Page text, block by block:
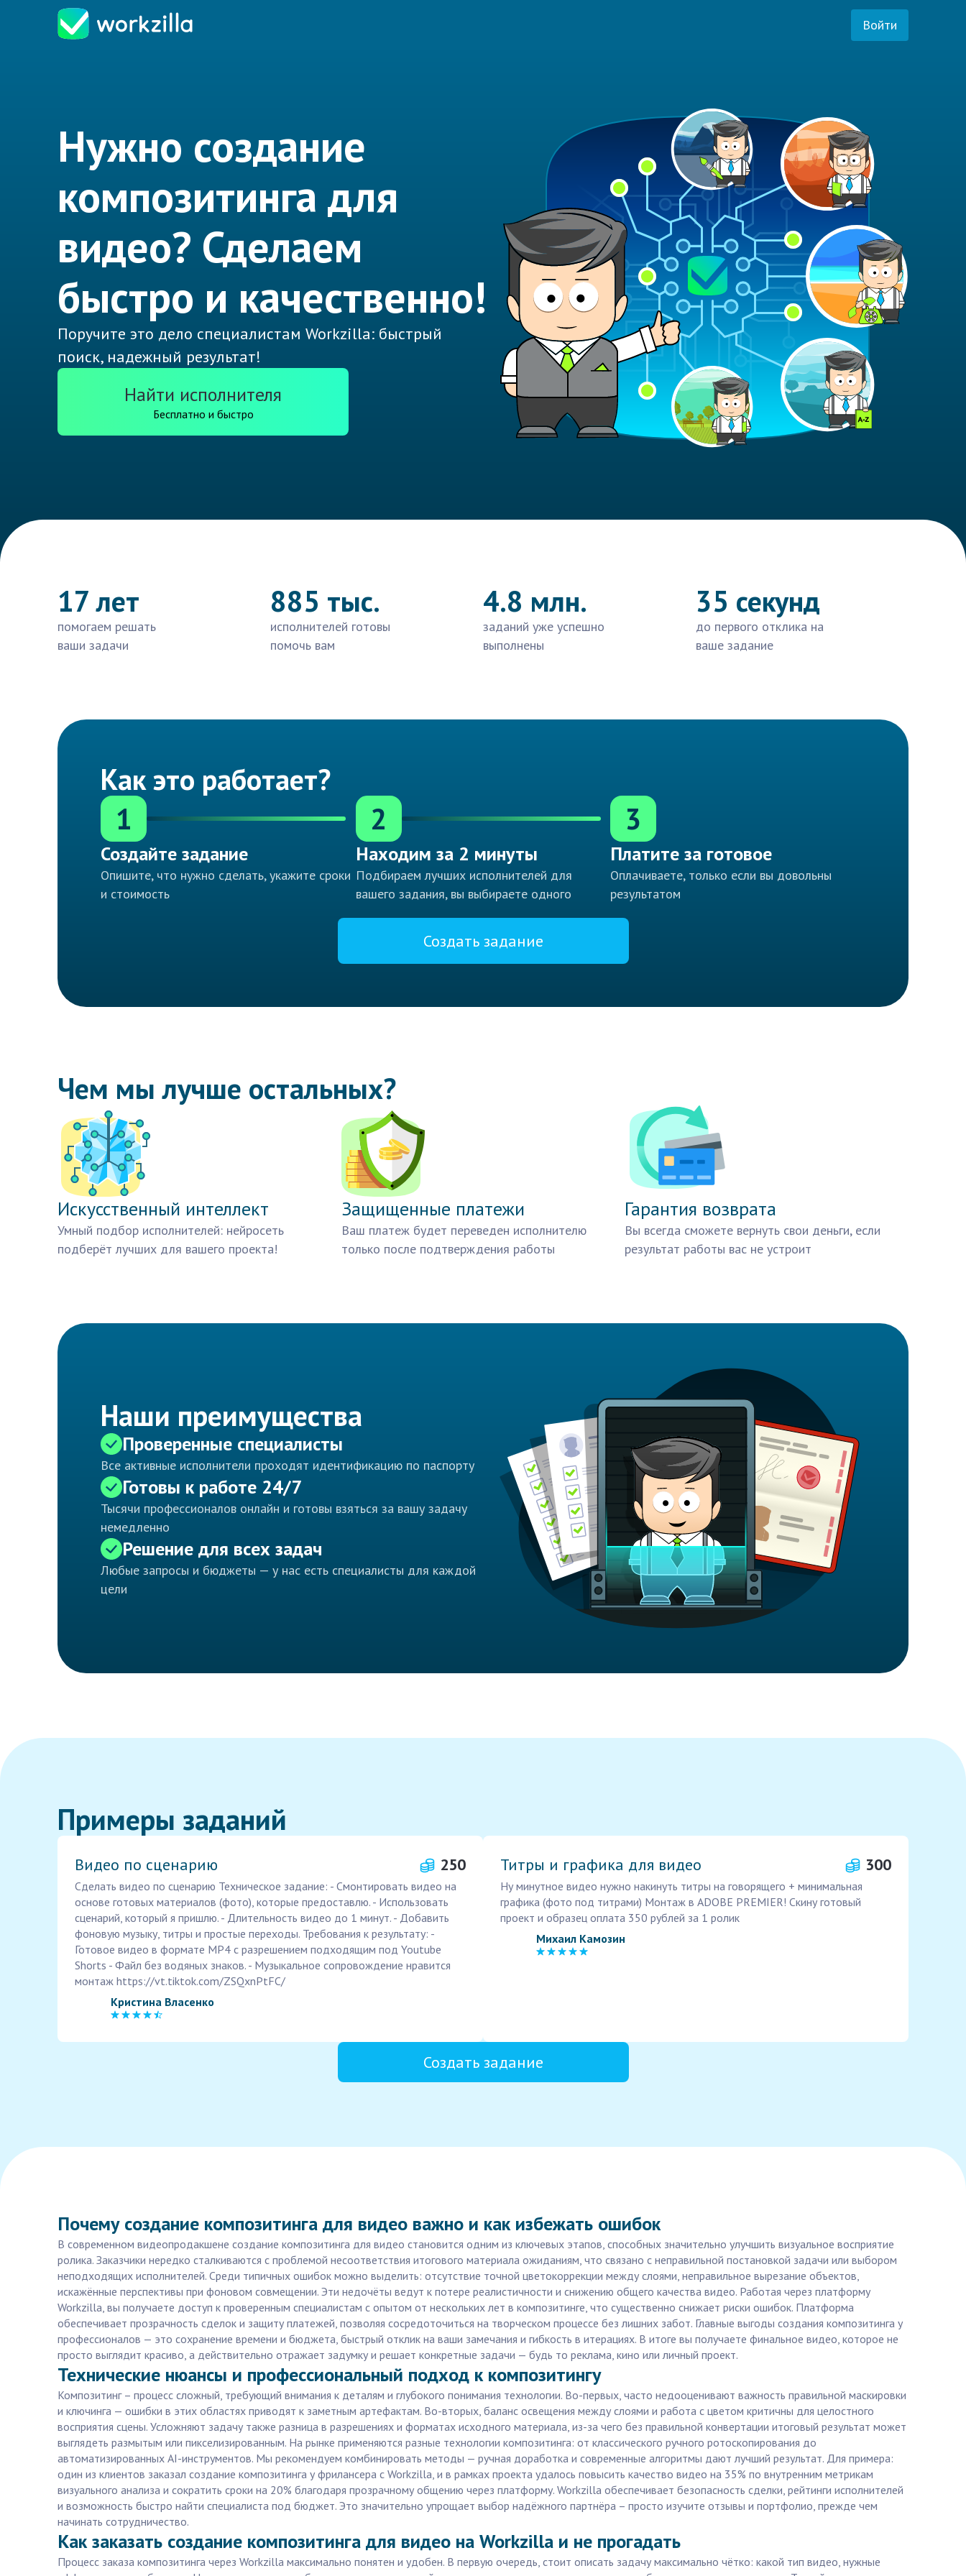
Войти
Нужно создание
композитинга для
видео? Сделаем
быстро и качественно!
Поручите это дело специалистам Workzilla: быстрый
поиск, надежный результат!
Найти исполнителя
Бесплатно и быстро
17 лет
помогаем решать
ваши задачи
885 тыс.
исполнителей готовы
помочь вам
4.8 млн.
заданий уже успешно
выполнены
35 секунд
до первого отклика на
ваше задание
Как это работает?
1
Создайте задание
Опишите, что нужно сделать, укажите сроки
и стоимость
2
Находим за 2 минуты
Подбираем лучших исполнителей для
вашего задания, вы выбираете одного
3
Платите за готовое
Оплачиваете, только если вы довольны
результатом
Создать задание
Чем мы лучше остальных?
Искусственный интеллект
Умный подбор исполнителей: нейросеть
подберёт лучших для вашего проекта!
Защищенные платежи
Ваш платеж будет переведен исполнителю
только после подтверждения работы
Гарантия возврата
Вы всегда сможете вернуть свои деньги, если
результат работы вас не устроит
Наши преимущества
Проверенные специалисты
Все активные исполнители проходят идентификацию по паспорту
Готовы к работе 24/7
Тысячи профессионалов онлайн и готовы взяться за вашу задачу
немедленно
Решение для всех задач
Любые запросы и бюджеты — у нас есть специалисты для каждой
цели
Примеры заданий
Видео по сценарию 250
Сделать видео по сценарию Техническое задание: - Смонтировать видео на
основе готовых материалов (фото), которые предоставлю. - Использовать
сценарий, который я пришлю. - Длительность видео до 1 минут. - Добавить
фоновую музыку, титры и простые переходы. Требования к результату: -
Готовое видео в формате MP4 с разрешением подходящим под Youtube
Shorts - Файл без водяных знаков. - Музыкальное сопровождение нравится
монтаж https://vt.tiktok.com/ZSQxnPtFC/
Кристина Власенко
Титры и графика для видео 300
Ну минутное видео нужно накинуть титры на говорящего + минимальная
графика (фото под титрами) Монтаж в ADOBE PREMIER! Скину готовый
проект и образец оплата 350 рублей за 1 ролик
Михаил Камозин
Создать задание
Почему создание композитинга для видео важно и как избежать ошибок
В современном видеопродакшене создание композитинга для видео становится одним из ключевых этапов, способных значительно улучшить визуальное восприятие
ролика. Заказчики нередко сталкиваются с проблемой несоответствия итогового материала ожиданиям, что связано с неправильной постановкой задачи или выбором
неподходящих исполнителей. Среди типичных ошибок можно выделить: отсутствие точной цветокоррекции между слоями, неправильное вырезание объектов,
искажённые перспективы при фоновом совмещении. Эти недочёты ведут к потере реалистичности и снижению общего качества видео. Работая через платформу
Workzilla, вы получаете доступ к проверенным специалистам с опытом от нескольких лет в композитинге, что существенно снижает риски ошибок. Платформа
обеспечивает прозрачность сделок и защиту платежей, позволяя сосредоточиться на творческом процессе без лишних забот. Главные выгоды создания композитинга у
профессионалов — это сохранение времени и бюджета, быстрый отклик на ваши замечания и гибкость в итерациях. В итоге вы получаете финальное видео, которое не
просто выглядит красиво, а действительно отражает задумку и решает конкретные задачи — будь то реклама, кино или личный проект.
Технические нюансы и профессиональный подход к композитингу
Композитинг – процесс сложный, требующий внимания к деталям и глубокого понимания технологии. Во-первых, часто недооценивают важность правильной маскировки
и ключинга — ошибки в этих областях приводят к заметным артефактам. Во-вторых, баланс освещения между слоями и работа с цветом критичны для целостного
восприятия сцены. Усложняют задачу также разница в разрешениях и форматах исходного материала, из-за чего без правильной конвертации итоговый результат может
выглядеть размытым или пикселизированным. На рынке применяются разные технологии композитинга: от классического ручного ротоскопирования до
автоматизированных AI-инструментов. Мы рекомендуем комбинировать методы — ручная доработка и современные алгоритмы дают лучший результат. Для примера:
один из клиентов заказал создание композитинга у фрилансера с Workzilla, и в рамках проекта удалось повысить качество видео на 35% по внутренним метрикам
визуального анализа и сократить сроки на 20% благодаря прозрачному общению через платформу. Workzilla обеспечивает безопасность сделки, рейтинги исполнителей
и возможность быстро найти специалиста под бюджет. Это значительно упрощает выбор надёжного партнёра – просто изучите отзывы и портфолио, прежде чем
начинать сотрудничество.
Как заказать создание композитинга для видео на Workzilla и не прогадать
Процесс заказа композитинга через Workzilla максимально понятен и удобен. В первую очередь, стоит описать задачу максимально чётко: какой тип видео, нужные